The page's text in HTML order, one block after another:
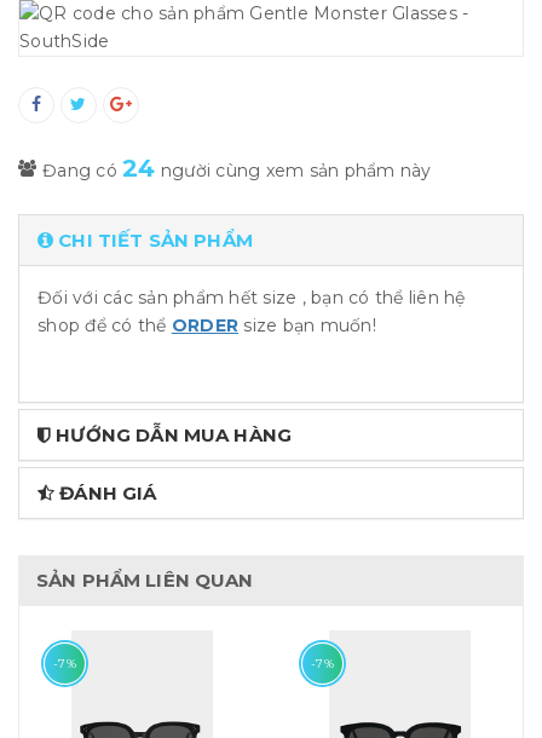
Đang có 24 người cùng xem sản phẩm này
CHI TIẾT SẢN PHẨM
Đối với các sản phẩm hết size , bạn có thể liên hệ
shop để có thể ORDER size bạn muốn!
HƯỚNG DẪN MUA HÀNG
ĐÁNH GIÁ
SẢN PHẨM LIÊN QUAN
-7% -7%